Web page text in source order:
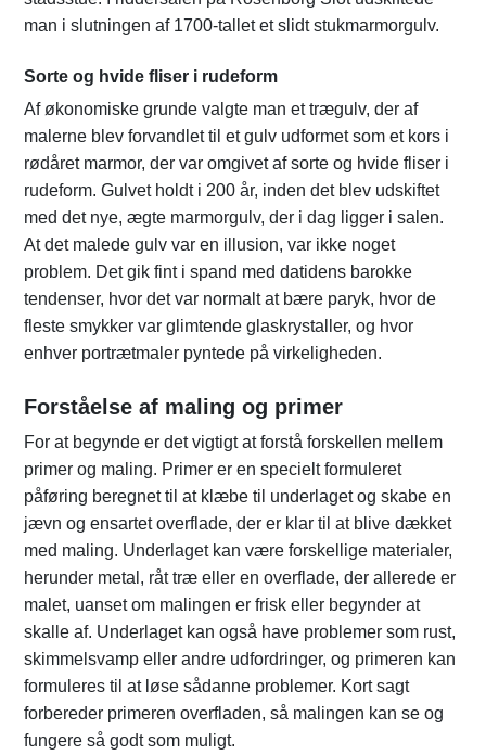
man i slutningen af 1700-tallet et slidt stukmarmorgulv.
Sorte og hvide fliser i rudeform
Af økonomiske grunde valgte man et trægulv, der af
malerne blev forvandlet til et gulv udformet som et kors i
rødåret marmor, der var omgivet af sorte og hvide fliser i
rudeform. Gulvet holdt i 200 år, inden det blev udskiftet
med det nye, ægte marmorgulv, der i dag ligger i salen.
At det malede gulv var en illusion, var ikke noget
problem. Det gik fint i spand med datidens barokke
tendenser, hvor det var normalt at bære paryk, hvor de
fleste smykker var glimtende glaskrystaller, og hvor
enhver portrætmaler pyntede på virkeligheden.
Forståelse af maling og primer
For at begynde er det vigtigt at forstå forskellen mellem
primer og maling. Primer er en specielt formuleret
påføring beregnet til at klæbe til underlaget og skabe en
jævn og ensartet overflade, der er klar til at blive dækket
med maling. Underlaget kan være forskellige materialer,
herunder metal, råt træ eller en overflade, der allerede er
malet, uanset om malingen er frisk eller begynder at
skalle af. Underlaget kan også have problemer som rust,
skimmelsvamp eller andre udfordringer, og primeren kan
formuleres til at løse sådanne problemer. Kort sagt
forbereder primeren overfladen, så malingen kan se og
fungere så godt som muligt.